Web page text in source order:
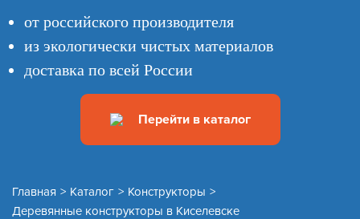
от российского производителя
из экологически чистых материалов
доставка по всей России
Перейти в каталог
Главная > Каталог > Конструкторы >
Деревянные конструкторы в Киселевске